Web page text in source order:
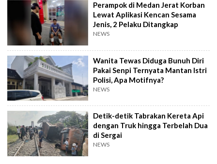
Perampok di Medan Jerat Korban
Lewat Aplikasi Kencan Sesama
Jenis, 2 Pelaku Ditangkap
NEWS
Wanita Tewas Diduga Bunuh Diri
Pakai Senpi Ternyata Mantan Istri
Polisi, Apa Motifnya?
NEWS
Detik-detik Tabrakan Kereta Api
dengan Truk hingga Terbelah Dua
di Sergai
NEWS